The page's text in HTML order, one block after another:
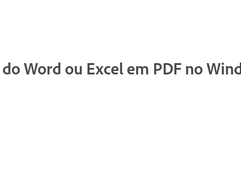
Word ou Excel em PDF no